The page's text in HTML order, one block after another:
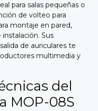
para salas pequeñas o
de volteo para
montaje en pared,
Sus
de auriculares te
multimedia y
del
MOP-08S